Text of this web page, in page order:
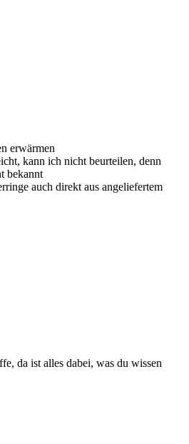
erwärmen
kann ich nicht beurteilen, denn
bekannt
auch direkt aus angeliefertem
da ist alles dabei, was du wissen